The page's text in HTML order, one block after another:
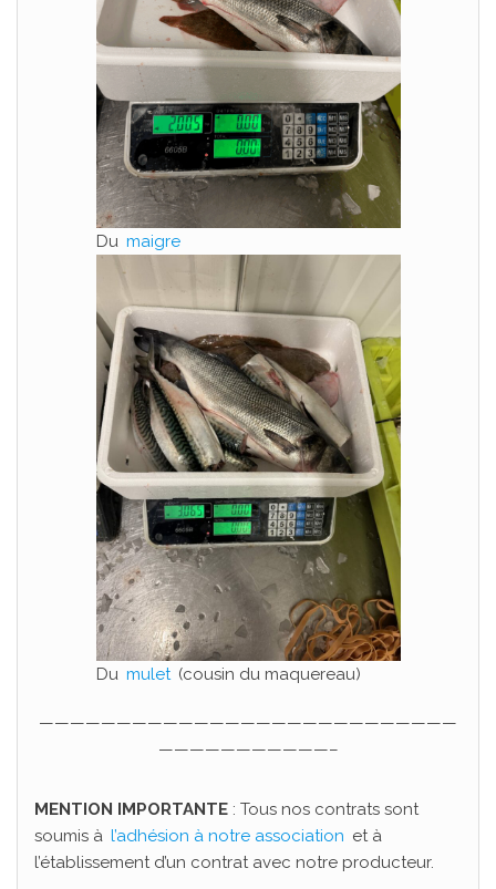
Du maigre
Du mulet (cousin du maquereau)
———————————————————————————
———————————–
MENTION IMPORTANTE : Tous nos contrats sont
soumis à l’adhésion à notre association et à
l’établissement d’un contrat avec notre producteur.